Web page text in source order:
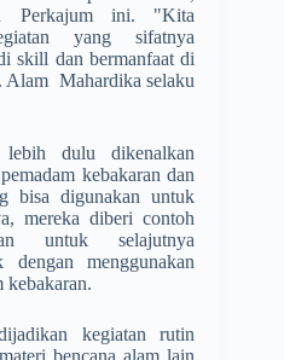
Perkajum ini. "Kita
yang sifatnya
skill dan bermanfaat di
Alam Mahardika selaku
dulu dikenalkan
kebakaran dan
bisa digunakan untuk
mereka diberi contoh
untuk selajutnya
dengan menggunakan
kebakaran.
kegiatan rutin
bencana alam lain